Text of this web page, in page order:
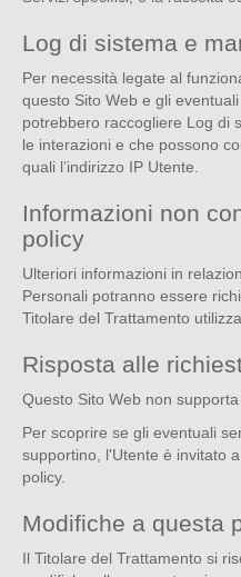
Log di sistema e
Per necessità legate al
questo Sito Web e gli
potrebbero raccogliere Log di
le interazioni e che possono
quali l’indirizzo IP Utente.
Informazioni non
policy
Ulteriori informazioni in
Personali potranno essere
Titolare del Trattamento
Risposta alle
Questo Sito Web non supporta
Per scoprire se gli eventuali
supportino, l'Utente è invitato
policy.
Modifiche a questa
Il Titolare del Trattamento si